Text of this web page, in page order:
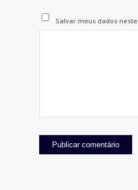
Salvar meus dados